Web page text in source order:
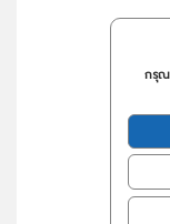
กรุณ